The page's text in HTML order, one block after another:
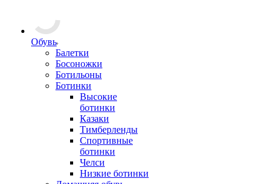
Обувь
Балетки
Босоножки
Ботильоны
Ботинки
Высокие
ботинки
Казаки
Тимберленды
Спортивные
ботинки
Челси
Низкие ботинки